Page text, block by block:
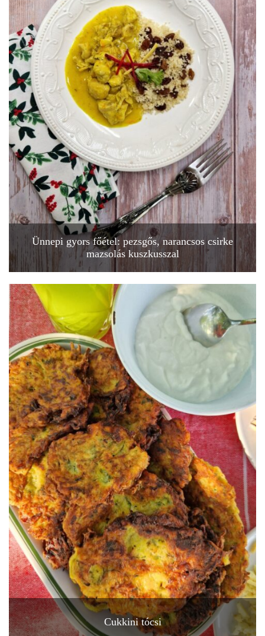
Ünnepi gyors főétel: pezsgős, narancsos csirke
mazsolás kuszkusszal
Cukkini tócsi